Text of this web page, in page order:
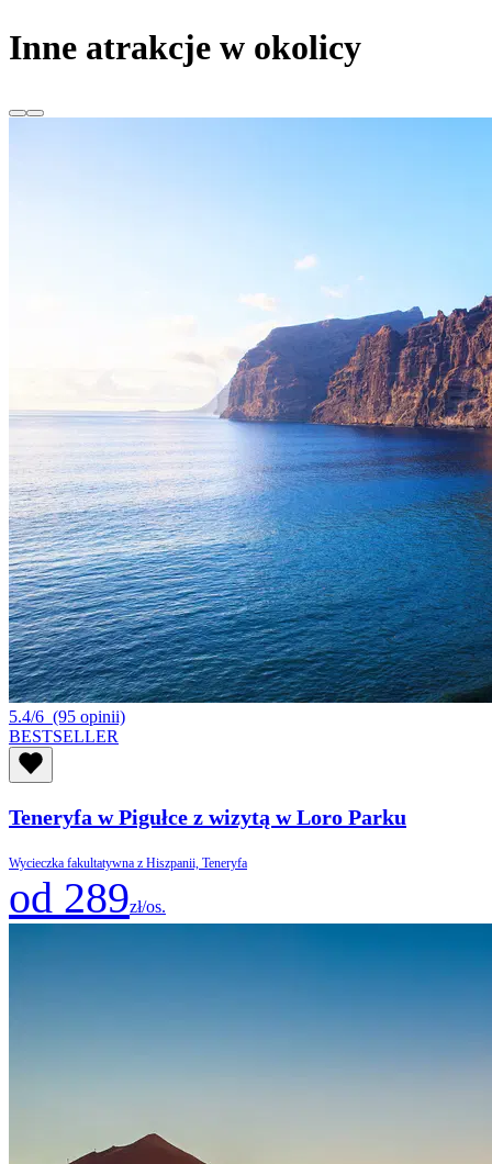
Inne atrakcje w okolicy
5.4/6 (95 opinii)
BESTSELLER
Teneryfa w Pigułce z wizytą w Loro Parku
Wycieczka fakultatywna z Hiszpanii, Teneryfa
od 289zł/os.